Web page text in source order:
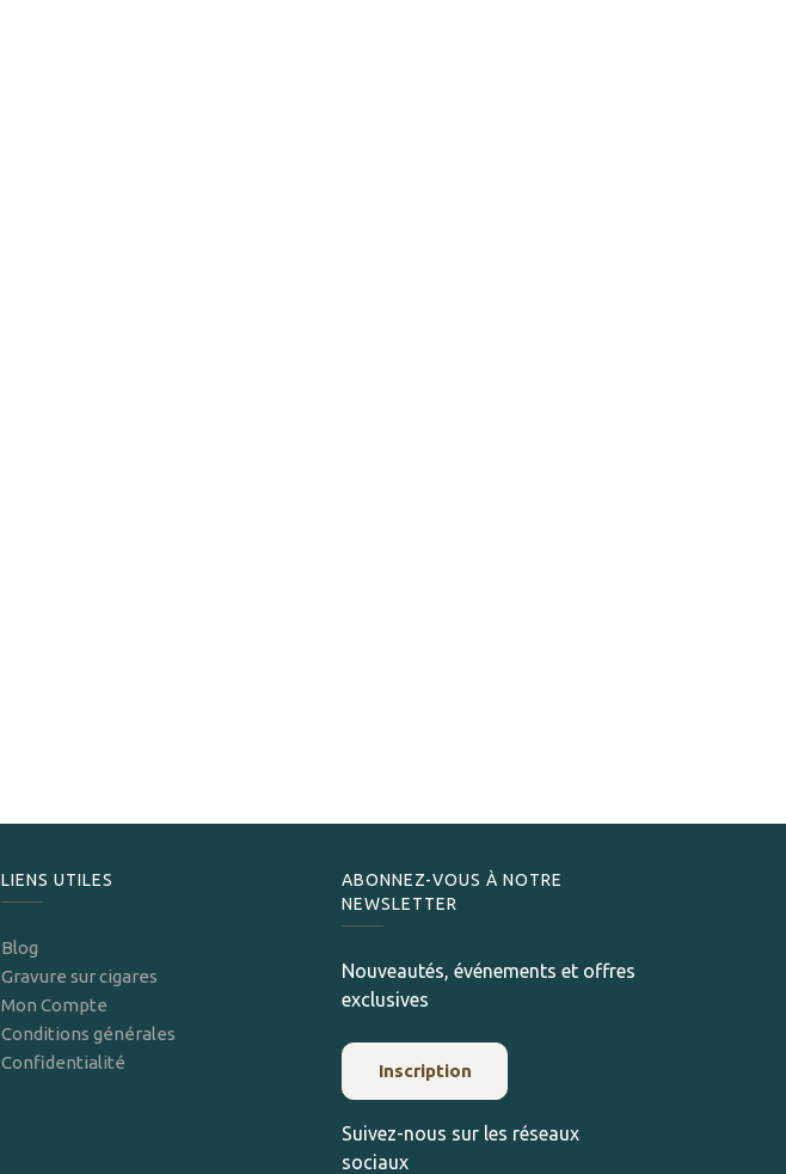
LIENS UTILES
Blog
Gravure sur cigares
Mon Compte
Conditions générales
Confidentialité
ABONNEZ-VOUS À NOTRE
NEWSLETTER
Nouveautés, événements et offres
exclusives
Inscription
Suivez-nous sur les réseaux
sociaux